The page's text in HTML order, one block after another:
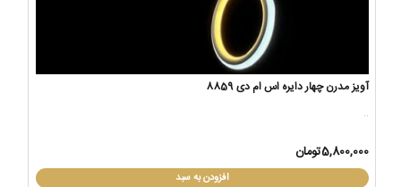
آویز مدرن چهار دایره اس ام دی 8859
..
5,800,000تومان
افزودن به سبد